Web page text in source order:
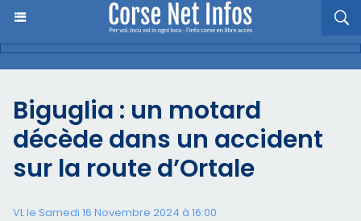
Biguglia : un motard
décède dans un accident
sur la route d’Ortale
VL le Samedi 16 Novembre 2024 à 16:00